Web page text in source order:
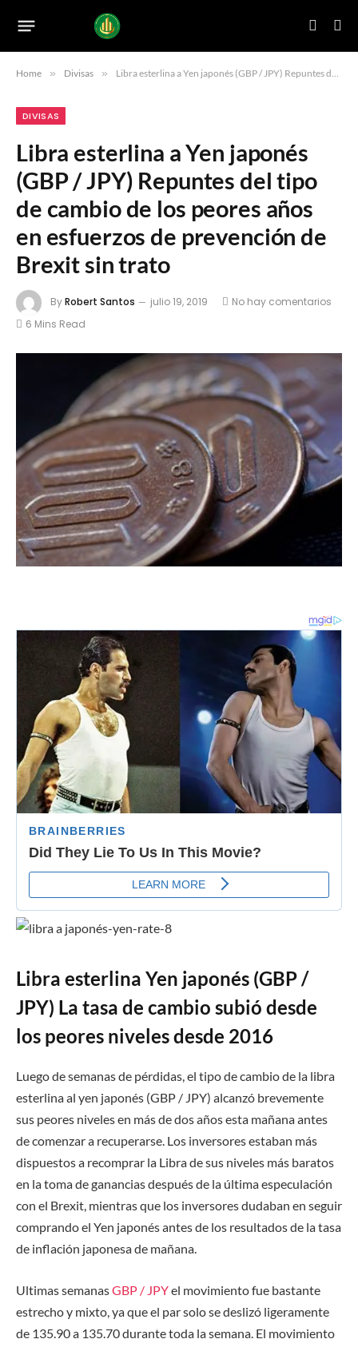
Home » Divisas » Libra esterlina a Yen japonés (GBP / JPY) Repuntes del tipo de cambio de los peores años en esfuerzos de prevención de Brexit sin trato
DIVISAS
Libra esterlina a Yen japonés
(GBP / JPY) Repuntes del tipo
de cambio de los peores años
en esfuerzos de prevención de
Brexit sin trato
ByRobert Santos julio 19, 2019
No hay comentarios
6 Mins Read
Libra esterlina Yen japonés (GBP /
JPY) La tasa de cambio subió desde
los peores niveles desde 2016
Luego de semanas de pérdidas, el tipo de cambio de la libra
esterlina al yen japonés (GBP / JPY) alcanzó brevemente
sus peores niveles en más de dos años esta mañana antes
de comenzar a recuperarse. Los inversores estaban más
dispuestos a recomprar la Libra de sus niveles más baratos
en la toma de ganancias después de la última especulación
con el Brexit, mientras que los inversores dudaban en seguir
comprando el Yen japonés antes de los resultados de la tasa
de inflación japonesa de mañana.
Ultimas semanasGBP / JPYel movimiento fue bastante
estrecho y mixto, ya que el par solo se deslizó ligeramente
de 135.90 a 135.70 durante toda la semana. El movimiento